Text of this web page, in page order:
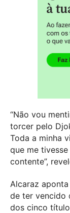
“Não vou
torcer pelo
Toda a minha
que me
contente”,
Alcaraz aponta
de ter vencido
dos cinco